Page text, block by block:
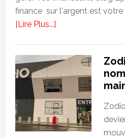
finance sur l'argent est votre
[Lire Plus...]about
finance
:
la
finance
pour
les